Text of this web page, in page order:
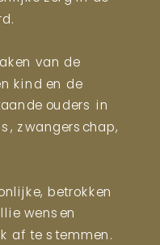
van de
kind en de
ouders in
zwangerschap,
betrokken
wensen
af te stemmen.